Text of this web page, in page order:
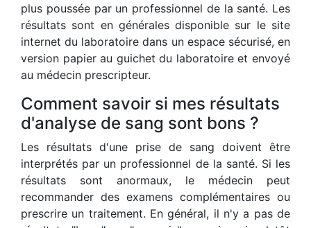
plus poussée par un professionnel de la santé. Les
résultats sont en générales disponible sur le site
internet du laboratoire dans un espace sécurisé, en
version papier au guichet du laboratoire et envoyé
au médecin prescripteur.
Comment savoir si mes résultats
d'analyse de sang sont bons ?
Les résultats d'une prise de sang doivent être
interprétés par un professionnel de la santé. Si les
résultats sont anormaux, le médecin peut
recommander des examens complémentaires ou
prescrire un traitement. En général, il n'y a pas de